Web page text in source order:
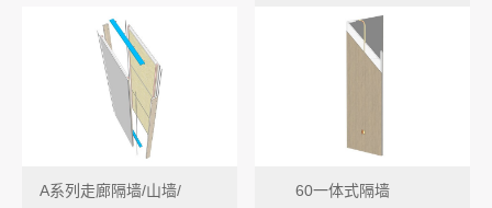
A系列走廊隔墙/山墙/
60一体式隔墙